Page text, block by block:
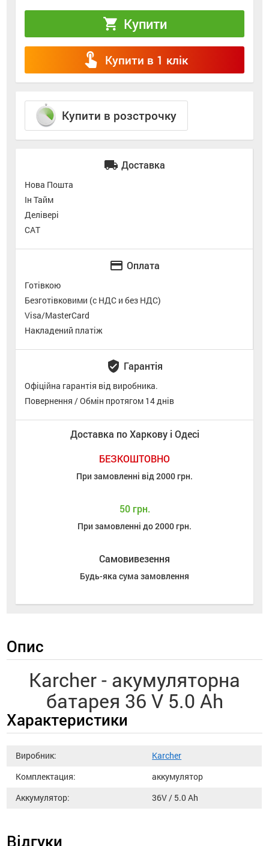
shopping_cart Купити
touch_app Купити в 1 клік
Купити в розстрочку
local_shipping Доставка
Нова Пошта
Ін Тайм
Делівері
САТ
credit_card Оплата
Готівкою
Безготівковими (с НДС и без НДС)
Visa/MasterCard
Накладений платіж
verified_user Гарантія
Офіційна гарантія від виробника.
Повернення / Обмін протягом 14 днів
Доставка по Харкову і Одесі
БЕЗКОШТОВНО
При замовленні від 2000 грн.
50 грн.
При замовленні до 2000 грн.
Самовивезення
Будь-яка сума замовлення
Опис
Karcher - акумуляторна
батарея 36 V 5.0 Ah
Характеристики
Виробник:
Karcher
Комплектация:
аккумулятор
Аккумулятор:
36V / 5.0 Ah
Відгуки